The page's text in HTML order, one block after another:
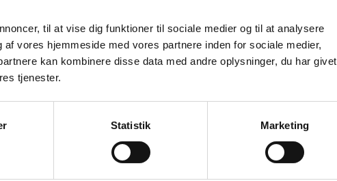
til at vise dig funktioner til sociale medier og til at analysere
vores hjemmeside med vores partnere inden for sociale medier,
kan kombinere disse data med andre oplysninger, du har givet
tjenester.
Statistik Marketing